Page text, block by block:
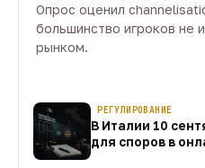
Опрос оценил
большинство игроков не
рынком.
РЕГУЛИРОВАНИЕ
В Италии 10
для споров в